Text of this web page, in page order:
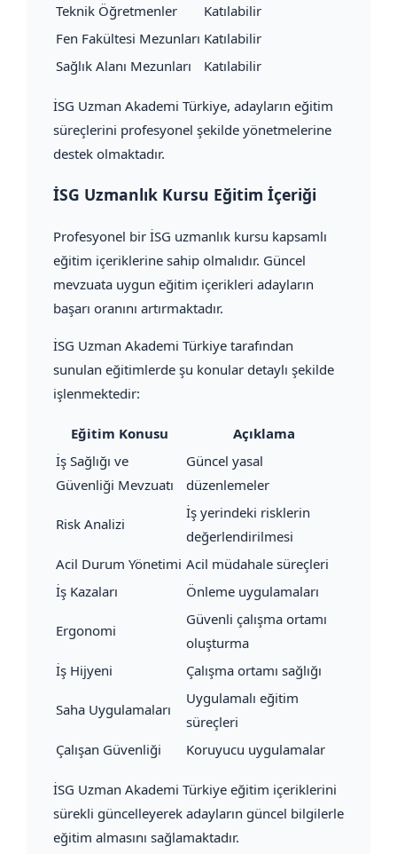
Teknik Öğretmenler
Katılabilir
Fen Fakültesi Mezunları Katılabilir
Sağlık Alanı Mezunları
Katılabilir
İSG Uzman Akademi Türkiye, adayların eğitim
süreçlerini profesyonel şekilde yönetmelerine
destek olmaktadır.
İSG Uzmanlık Kursu Eğitim İçeriği
Profesyonel bir İSG uzmanlık kursu kapsamlı
eğitim içeriklerine sahip olmalıdır. Güncel
mevzuata uygun eğitim içerikleri adayların
başarı oranını artırmaktadır.
İSG Uzman Akademi Türkiye tarafından
sunulan eğitimlerde şu konular detaylı şekilde
işlenmektedir:
Eğitim Konusu
Açıklama
İş Sağlığı ve
Güvenliği Mevzuatı
Güncel yasal
düzenlemeler
Risk Analizi
İş yerindeki risklerin
değerlendirilmesi
Acil Durum Yönetimi Acil müdahale süreçleri
İş Kazaları
Önleme uygulamaları
Ergonomi
Güvenli çalışma ortamı
oluşturma
İş Hijyeni
Çalışma ortamı sağlığı
Saha Uygulamaları
Uygulamalı eğitim
süreçleri
Çalışan Güvenliği
Koruyucu uygulamalar
İSG Uzman Akademi Türkiye eğitim içeriklerini
sürekli güncelleyerek adayların güncel bilgilerle
eğitim almasını sağlamaktadır.